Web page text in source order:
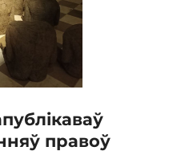
правоў